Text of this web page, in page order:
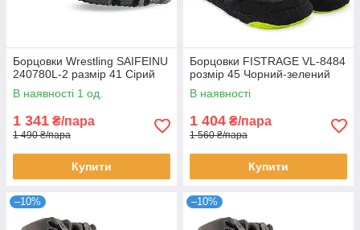
Борцовки Wrestling SAIFEINU
240780L-2 размір 41 Сірий
В наявності 1 од.
1 341 ₴/пара
1 490 ₴/пара
Купити
Борцовки FISTRAGE VL-8484
розмір 45 Чорний-зелений
В наявності
1 404 ₴/пара
1 560 ₴/пара
Купити
–10% –10%